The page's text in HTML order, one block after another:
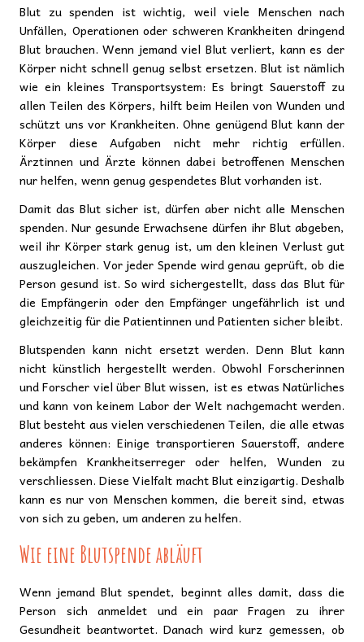
Blut zu spenden ist wichtig, weil viele Menschen nach
Unfällen, Operationen oder schweren Krankheiten dringend
Blut brauchen. Wenn jemand viel Blut verliert, kann es der
Körper nicht schnell genug selbst ersetzen. Blut ist nämlich
wie ein kleines Transportsystem: Es bringt Sauerstoff zu
allen Teilen des Körpers, hilft beim Heilen von Wunden und
schützt uns vor Krankheiten. Ohne genügend Blut kann der
Körper diese Aufgaben nicht mehr richtig erfüllen.
Ärztinnen und Ärzte können dabei betroffenen Menschen
nur helfen, wenn genug gespendetes Blut vorhanden ist.
Damit das Blut sicher ist, dürfen aber nicht alle Menschen
spenden. Nur gesunde Erwachsene dürfen ihr Blut abgeben,
weil ihr Körper stark genug ist, um den kleinen Verlust gut
auszugleichen. Vor jeder Spende wird genau geprüft, ob die
Person gesund ist. So wird sichergestellt, dass das Blut für
die Empfängerin oder den Empfänger ungefährlich ist und
gleichzeitig für die Patientinnen und Patienten sicher bleibt.
Blutspenden kann nicht ersetzt werden. Denn Blut kann
nicht künstlich hergestellt werden. Obwohl Forscherinnen
und Forscher viel über Blut wissen, ist es etwas Natürliches
und kann von keinem Labor der Welt nachgemacht werden.
Blut besteht aus vielen verschiedenen Teilen, die alle etwas
anderes können: Einige transportieren Sauerstoff, andere
bekämpfen Krankheitserreger oder helfen, Wunden zu
verschliessen. Diese Vielfalt macht Blut einzigartig. Deshalb
kann es nur von Menschen kommen, die bereit sind, etwas
von sich zu geben, um anderen zu helfen.
Wie eine Blutspende abläuft
Wenn jemand Blut spendet, beginnt alles damit, dass die
Person sich anmeldet und ein paar Fragen zu ihrer
Gesundheit beantwortet. Danach wird kurz gemessen, ob